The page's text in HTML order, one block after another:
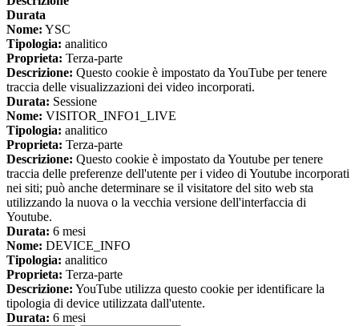
Durata
Nome: YSC
Tipologia: analitico
Proprieta: Terza-parte
Descrizione: Questo cookie è impostato da YouTube per tenere
traccia delle visualizzazioni dei video incorporati.
Durata: Sessione
Nome: VISITOR_INFO1_LIVE
Tipologia: analitico
Proprieta: Terza-parte
Descrizione: Questo cookie è impostato da Youtube per tenere
traccia delle preferenze dell'utente per i video di Youtube incorporati
nei siti; può anche determinare se il visitatore del sito web sta
utilizzando la nuova o la vecchia versione dell'interfaccia di
Youtube.
Durata: 6 mesi
Nome: DEVICE_INFO
Tipologia: analitico
Proprieta: Terza-parte
Descrizione: YouTube utilizza questo cookie per identificare la
tipologia di device utilizzata dall'utente.
Durata: 6 mesi